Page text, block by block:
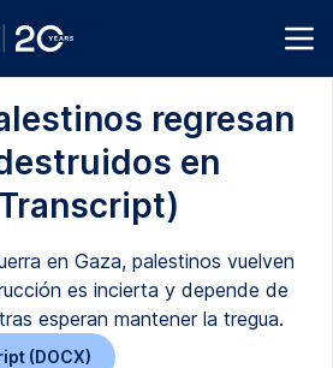
regresan
en
en Gaza, palestinos vuelven
es incierta y depende de
esperan mantener la tregua.
(DOCX)